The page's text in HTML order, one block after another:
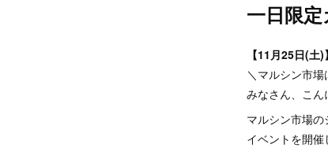
一日限定
【11月25日(
＼マルシン市
みなさん、こん
マルシン市場
イベントを開